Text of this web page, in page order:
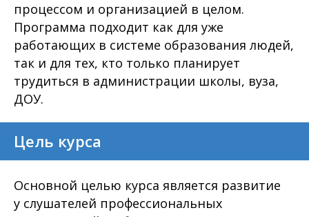
процессом и организацией в целом.
Программа подходит как для уже
работающих в системе образования людей,
так и для тех, кто только планирует
трудиться в администрации школы, вуза,
ДОУ.
Цель курса
Основной целью курса является развитие
у слушателей профессиональных